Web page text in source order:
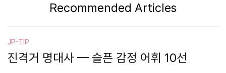
Recommended Articles
JP-TIP
진격거 명대사 — 슬픈 감정 어휘 10선